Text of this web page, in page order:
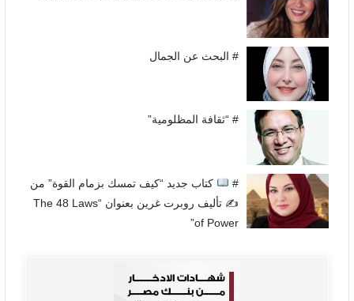
# البحث عن الجمال
# “ثقافة المظلومية”
#
كتاب جديد “كيف تمسك بزمام القوة” من
✍
تأليف روبرت غرين بعنوان “The 48 Laws
of Power”